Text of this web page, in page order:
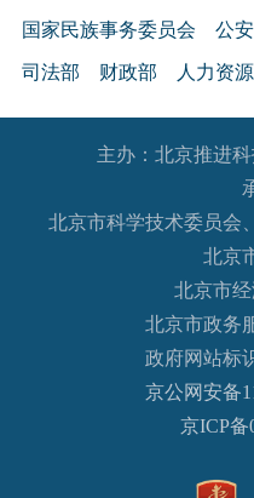
国家民族事务委员会 公
司法部 财政部 人力资
生态环境部 住房和城乡
农业农村部 商务部 文
退
国家
国家航
国家核安全局
国务院国有资产监督管理委
国家市场
主办：北京推进
北京市科学技术委员会
北京
北京市
北京市政务
政府网站标
京公网安备
京ICP备